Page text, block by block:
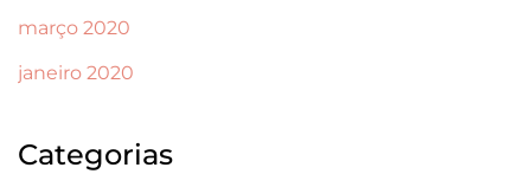
março 2020
janeiro 2020
Categorias